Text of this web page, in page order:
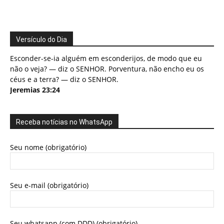
Versículo do Dia
Esconder-se-ia alguém em esconderijos, de modo que eu
não o veja? — diz o SENHOR. Porventura, não encho eu os
céus e a terra? — diz o SENHOR.
Jeremias 23:24
Receba notícias no WhatsApp
Seu nome (obrigatório)
Seu e-mail (obrigatório)